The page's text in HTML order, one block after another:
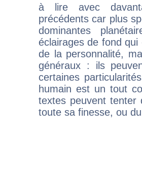
à lire avec
précédents car plus
dominantes
éclairages de fond
de la personnalité,
généraux : ils
certaines
humain est un tout
textes peuvent tenter
toute sa finesse, ou